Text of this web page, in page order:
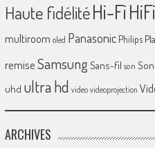
Haute fidélitéHi-FiHiFi
multiroom oled Panasonic Philips
remiseSamsungSans-fil son
uhd ultra hd video videoprojection
ARCHIVES